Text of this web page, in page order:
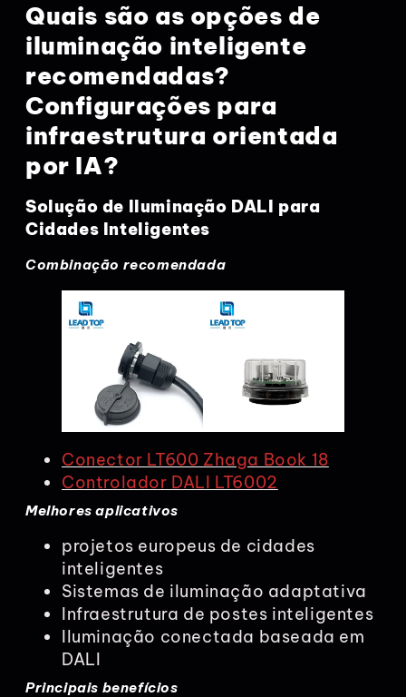
Quais são as opções de
iluminação inteligente
recomendadas?
Configurações para
infraestrutura orientada
por IA?
Solução de Iluminação DALI para
Cidades Inteligentes
Combinação recomendada
Conector LT600 Zhaga Book 18
Controlador DALI LT6002
Melhores aplicativos
projetos europeus de cidades
inteligentes
Sistemas de iluminação adaptativa
Infraestrutura de postes inteligentes
Iluminação conectada baseada em
DALI
Principais benefícios